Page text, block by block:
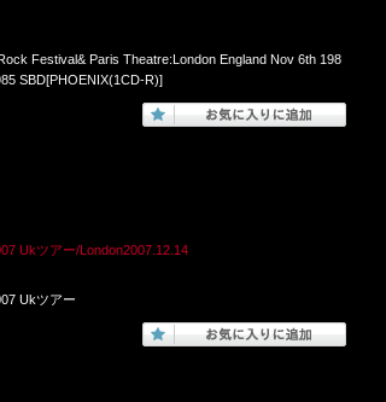
Festival& Paris Theatre:London England Nov 6th 198
SBD[PHOENIX(1CD-R)]
Ukツアー/London2007.12.14
Ukツアー